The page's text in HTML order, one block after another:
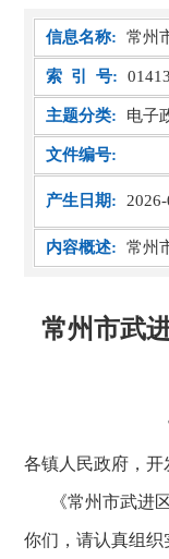
信息名称: 常州
索 引 号:
主题分类: 电子
文件编号:
产生日期:
内容概述: 常州
常州市武
各镇人民政府，开
《常州市武进区
你们，请认真组织